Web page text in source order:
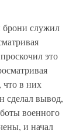
брони служил
это
что в них
сделал вывод,
военного
и начал